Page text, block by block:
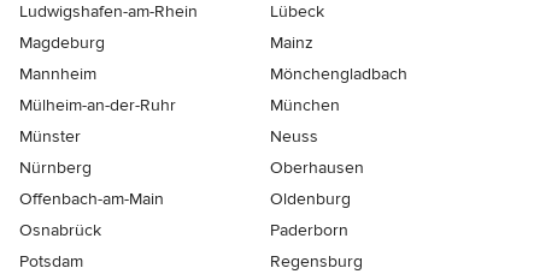
Ludwigshafen-am-Rhein
Lübeck
Magdeburg
Mainz
Mannheim
Mönchen­gladbach
Mülheim-an-der-Ruhr
München
Münster
Neuss
Nürnberg
Oberhausen
Offenbach-am-Main
Oldenburg
Osnabrück
Paderborn
Potsdam
Regensburg